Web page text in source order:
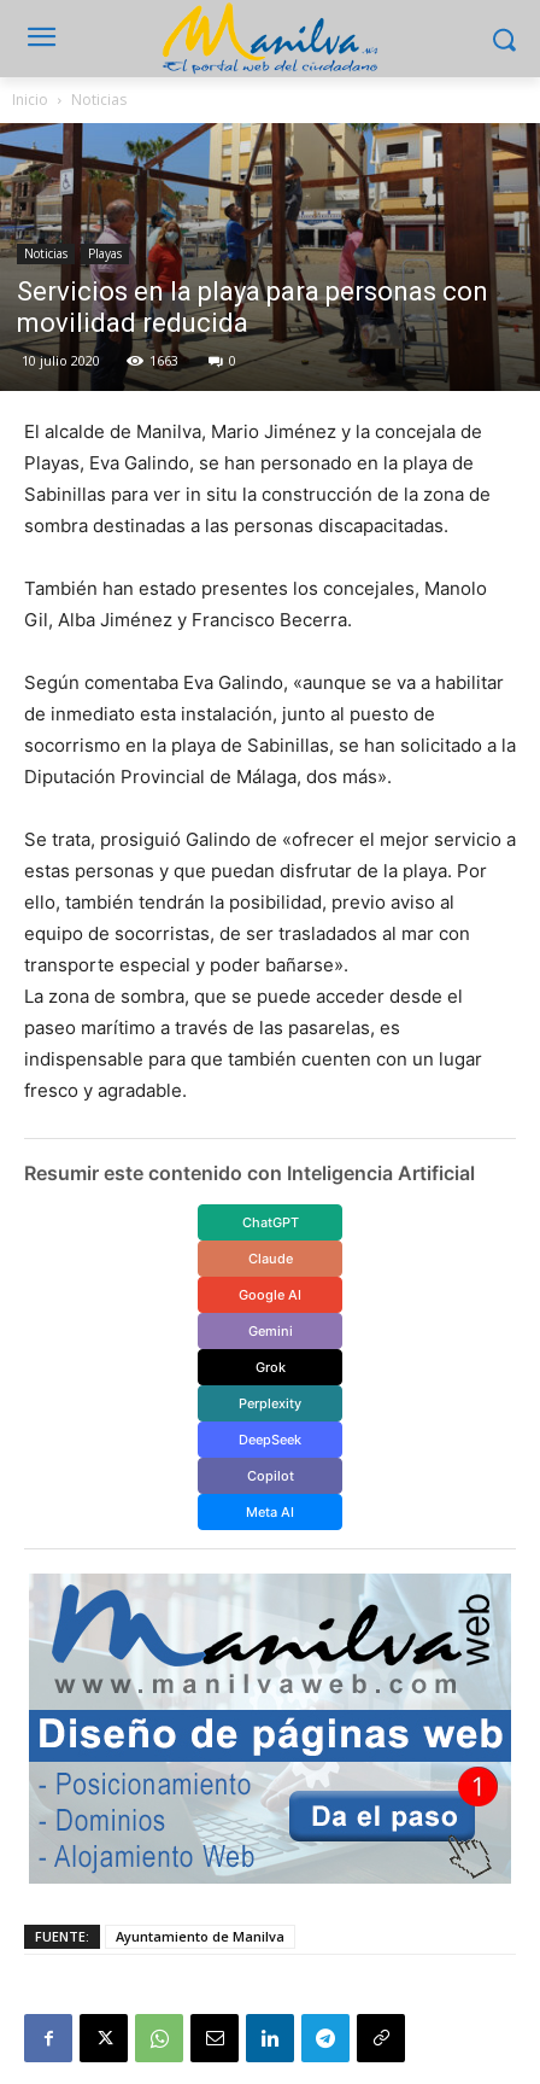
Inicio Noticias
Noticias Playas
Servicios en la playa para personas con
movilidad reducida
10 julio 2020 1663 0
El alcalde de Manilva, Mario Jiménez y la concejala de
Playas, Eva Galindo, se han personado en la playa de
Sabinillas para ver in situ la construcción de la zona de
sombra destinadas a las personas discapacitadas.
También han estado presentes los concejales, Manolo
Gil, Alba Jiménez y Francisco Becerra.
Según comentaba Eva Galindo, «aunque se va a habilitar
de inmediato esta instalación, junto al puesto de
socorrismo en la playa de Sabinillas, se han solicitado a la
Diputación Provincial de Málaga, dos más».
Se trata, prosiguió Galindo de «ofrecer el mejor servicio a
estas personas y que puedan disfrutar de la playa. Por
ello, también tendrán la posibilidad, previo aviso al
equipo de socorristas, de ser trasladados al mar con
transporte especial y poder bañarse».
La zona de sombra, que se puede acceder desde el
paseo marítimo a través de las pasarelas, es
indispensable para que también cuenten con un lugar
fresco y agradable.
Resumir este contenido con Inteligencia Artificial
ChatGPT
Claude
Google AI
Gemini
Grok
Perplexity
DeepSeek
Copilot
Meta AI
FUENTE: Ayuntamiento de Manilva